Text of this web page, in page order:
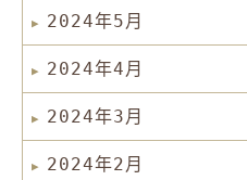
2024年5月
2024年4月
2024年3月
2024年2月